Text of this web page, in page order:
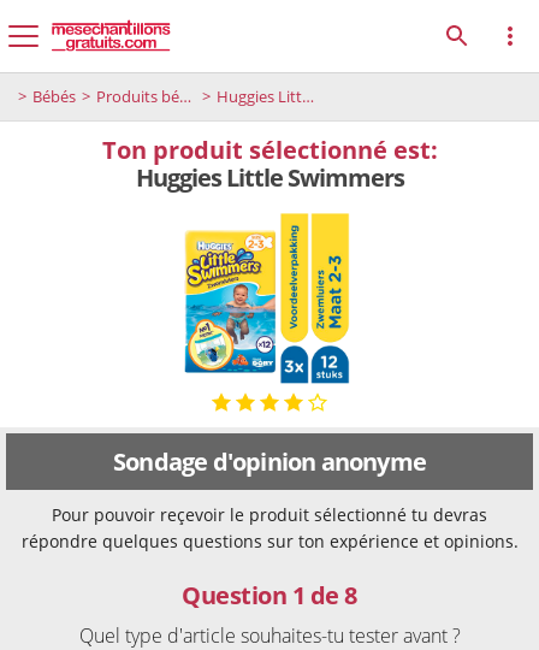
Bébés Produits bébé Huggies Little Swimmers
Ton produit sélectionné est:
Huggies Little Swimmers
Sondage d'opinion anonyme
Pour pouvoir reçevoir le produit sélectionné tu devras
répondre quelques questions sur ton expérience et opinions.
Question 1 de 8
Quel type d'article souhaites-tu tester avant ?